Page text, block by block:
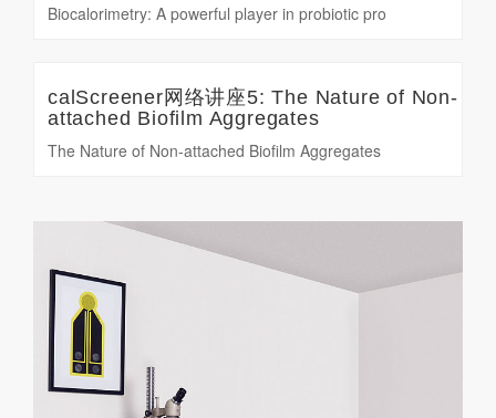
Biocalorimetry: A powerful player in probiotic pro
calScreener网络讲座5: The Nature of Non-
attached Biofilm Aggregates
The Nature of Non-attached Biofilm Aggregates